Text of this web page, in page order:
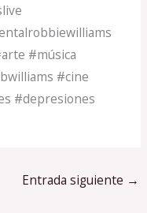
#música
#cine
#depresiones
Entrada siguiente →